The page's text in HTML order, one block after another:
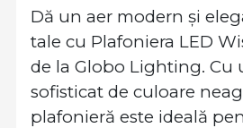
Dă un aer modern și
tale cu Plafoniera LED
de la Globo Lighting. Cu
sofisticat de culoare
plafonieră este ideală